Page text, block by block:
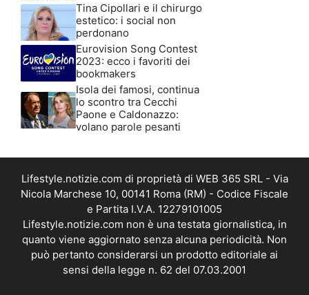
Tina Cipollari e il chirurgo
estetico: i social non
perdonano
Eurovision Song Contest
2023: ecco i favoriti dei
bookmakers
Isola dei famosi, continua
lo scontro tra Cecchi
Paone e Caldonazzo:
volano parole pesanti
Lifestyle.notizie.com di proprietà di WEB 365 SRL - Via
Nicola Marchese 10, 00141 Roma (RM) - Codice Fiscale
e Partita I.V.A. 12279101005
Lifestyle.notizie.com non è una testata giornalistica, in
quanto viene aggiornato senza alcuna periodicità. Non
può pertanto considerarsi un prodotto editoriale ai
sensi della legge n. 62 del 07.03.2001